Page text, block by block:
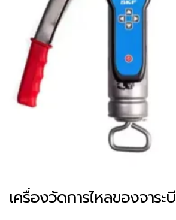
เครื่องวัดการไหลของจาระบี